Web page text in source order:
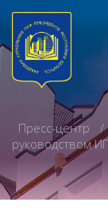
Пресс-центр
руководством